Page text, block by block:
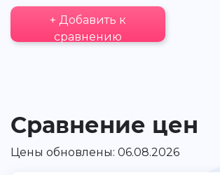
+ Добавить к
сравнению
Сравнение цен
Цены обновлены: 06.08.2026